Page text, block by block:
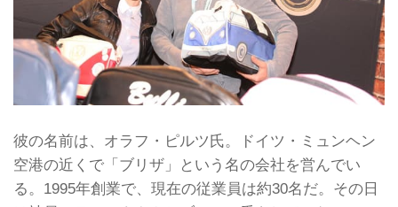
彼の名前は、オラフ・ピルツ氏。ドイツ・ミュンヘン
空港の近くで「ブリザ」という名の会社を営んでい
る。1995年創業で、現在の従業員は約30名だ。その日